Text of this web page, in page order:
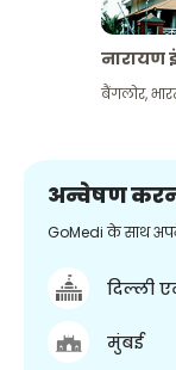
नारायण
बैंगलोर,
अन्वेषण
GoMedi के साथ
दिल्ली
मुंबई